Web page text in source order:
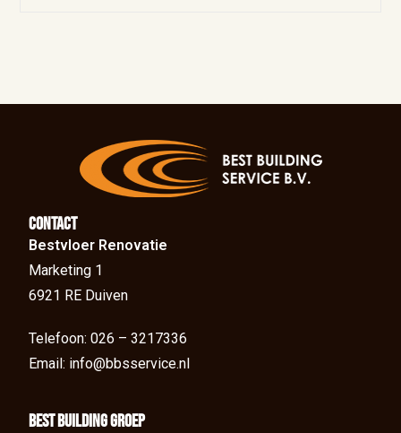
Contact
Bestvloer Renovatie
Marketing 1
6921 RE Duiven
Telefoon: 026 – 3217336
Email: info@bbsservice.nl
BEst Building groep